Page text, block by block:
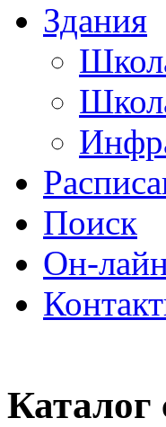
Здания
Поиск
Он-
Каталог